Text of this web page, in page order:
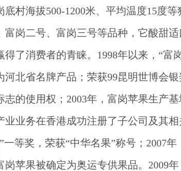
底村海拔500-1200米、平均温度15度
岗二号、富岗三号等品种，它酸甜
了消费者的青睐。1998年以来，“富
北省名牌产品；荣获99昆明世博会
的使用权；2003年，富岗苹果生产
业务在香港成功注册了子公司及其
等奖，荣获“中华名果”称号；2007
苹果被确定为奥运专供果品。2009